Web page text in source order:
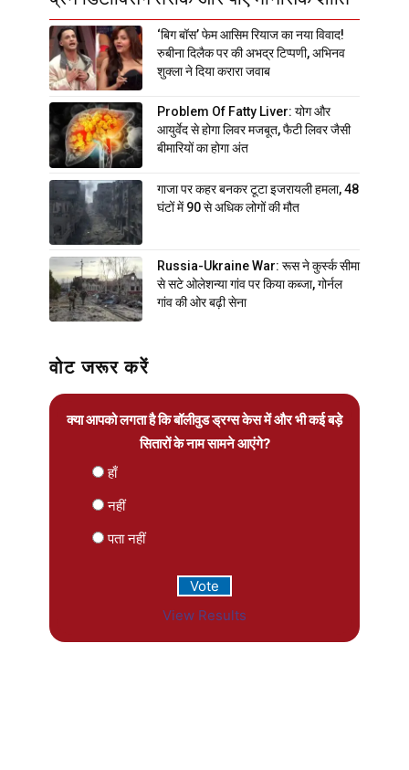
‘बिग बॉस’ फेम आसिम रियाज का नया विवाद!
रुबीना दिलैक पर की अभद्र टिप्पणी, अभिनव
शुक्ला ने दिया करारा जवाब
Problem Of Fatty Liver: योग और
आयुर्वेद से होगा लिवर मजबूत, फैटी लिवर जैसी
बीमारियों का होगा अंत
गाजा पर कहर बनकर टूटा इजरायली हमला, 48
घंटों में 90 से अधिक लोगों की मौत
Russia-Ukraine War: रूस ने कुर्स्क सीमा
से सटे ओलेशन्या गांव पर किया कब्जा, गोर्नल
गांव की ओर बढ़ी सेना
वोट जरूर करें
क्या आपको लगता है कि बॉलीवुड ड्रग्स केस में और भी कई बड़े
सितारों के नाम सामने आएंगे?
हाँ
नहीं
पता नहीं
View Results